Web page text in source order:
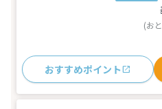
(お
おすすめポイント